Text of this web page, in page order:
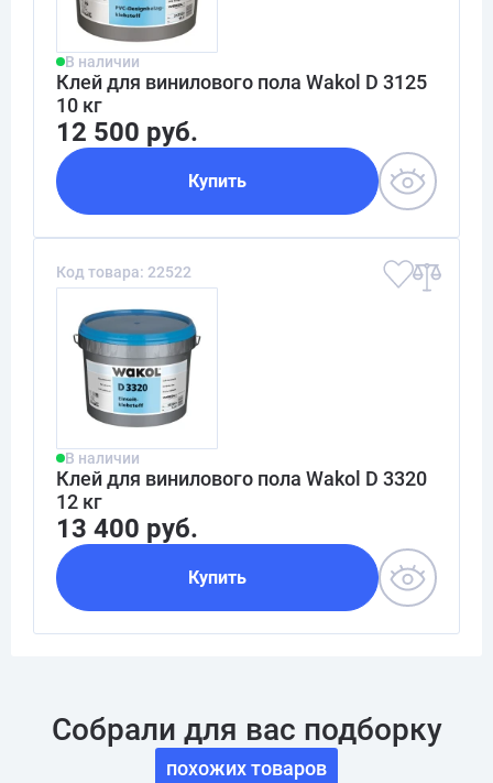
В наличии
Клей для винилового пола Wakol D 3125
10 кг
12 500 руб.
Купить
Код товара: 22522
В наличии
Клей для винилового пола Wakol D 3320
12 кг
13 400 руб.
Купить
Собрали для вас подборку
похожих товаров